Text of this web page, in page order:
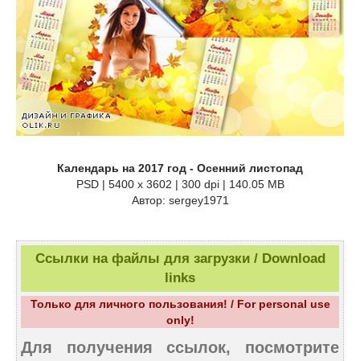
Календарь на 2017 год - Осенний листопад
PSD | 5400 x 3602 | 300 dpi | 140.05 MB
Автор: sergey1971
Ссылки на файлы для загрузки / Download
links
Только для личного пользования! / For personal use
only!
Для получения ссылок, посмотрите